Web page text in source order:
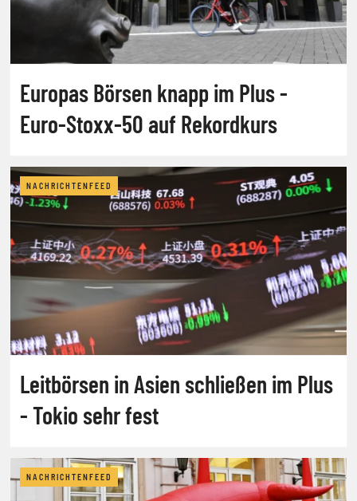
Europas Börsen knapp im Plus -
Euro-Stoxx-50 auf Rekordkurs
NACHRICHTENFEED
Leitbörsen in Asien schließen im Plus
- Tokio sehr fest
NACHRICHTENFEED